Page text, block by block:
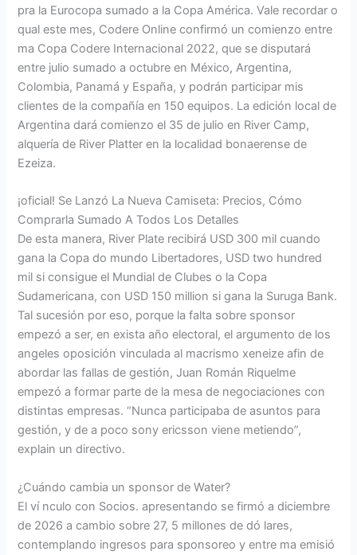
pra la Eurocopa sumado a la Copa América. Vale recordar o
qual este mes, Codere Online confirmó un comienzo entre
ma Copa Codere Internacional 2022, que se disputará
entre julio sumado a octubre en México, Argentina,
Colombia, Panamá y España, y podrán participar mis
clientes de la compañía en 150 equipos. La edición local de
Argentina dará comienzo el 35 de julio en River Camp,
alquería de River Platter en la localidad bonaerense de
Ezeiza.
¡oficial! Se Lanzó La Nueva Camiseta: Precios, Cómo
Comprarla Sumado A Todos Los Detalles
De esta manera, River Plate recibirá USD 300 mil cuando
gana la Copa do mundo Libertadores, USD two hundred
mil si consigue el Mundial de Clubes o la Copa
Sudamericana, con USD 150 million si gana la Suruga Bank.
Tal sucesión por eso, porque la falta sobre sponsor
empezó a ser, en exista año electoral, el argumento de los
angeles oposición vinculada al macrismo xeneize afin de
abordar las fallas de gestión, Juan Román Riquelme
empezó a formar parte de la mesa de negociaciones con
distintas empresas. “Nunca participaba de asuntos para
gestión, y de a poco sony ericsson viene metiendo”,
explain un directivo.
¿Cuándo cambia un sponsor de Water?
El ví nculo con Socios. apresentando se firmó a diciembre
de 2026 a cambio sobre 27, 5 millones de dó lares,
contemplando ingresos para sponsoreo y entre ma emisió